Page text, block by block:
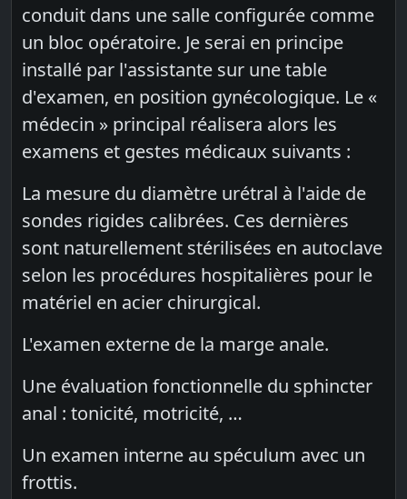
conduit dans une salle configurée comme
un bloc opératoire. Je serai en principe
installé par l'assistante sur une table
d'examen, en position gynécologique. Le «
médecin » principal réalisera alors les
examens et gestes médicaux suivants :
La mesure du diamètre urétral à l'aide de
sondes rigides calibrées. Ces dernières
sont naturellement stérilisées en autoclave
selon les procédures hospitalières pour le
matériel en acier chirurgical.
L'examen externe de la marge anale.
Une évaluation fonctionnelle du sphincter
anal : tonicité, motricité, …
Un examen interne au spéculum avec un
frottis.